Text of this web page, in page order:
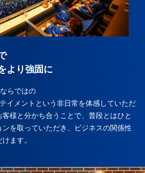
より強固に
らではの
イメントという非日常を体感していただ
様と分かち合うことで、普段とはひと
を取っていただき、ビジネスの関係性
ます。